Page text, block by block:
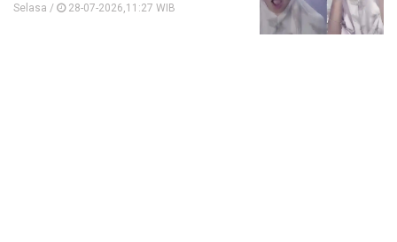
Selasa / 28-07-2026,11:27 WIB